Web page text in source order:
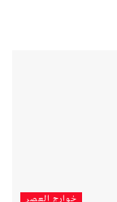
خوارج العصر